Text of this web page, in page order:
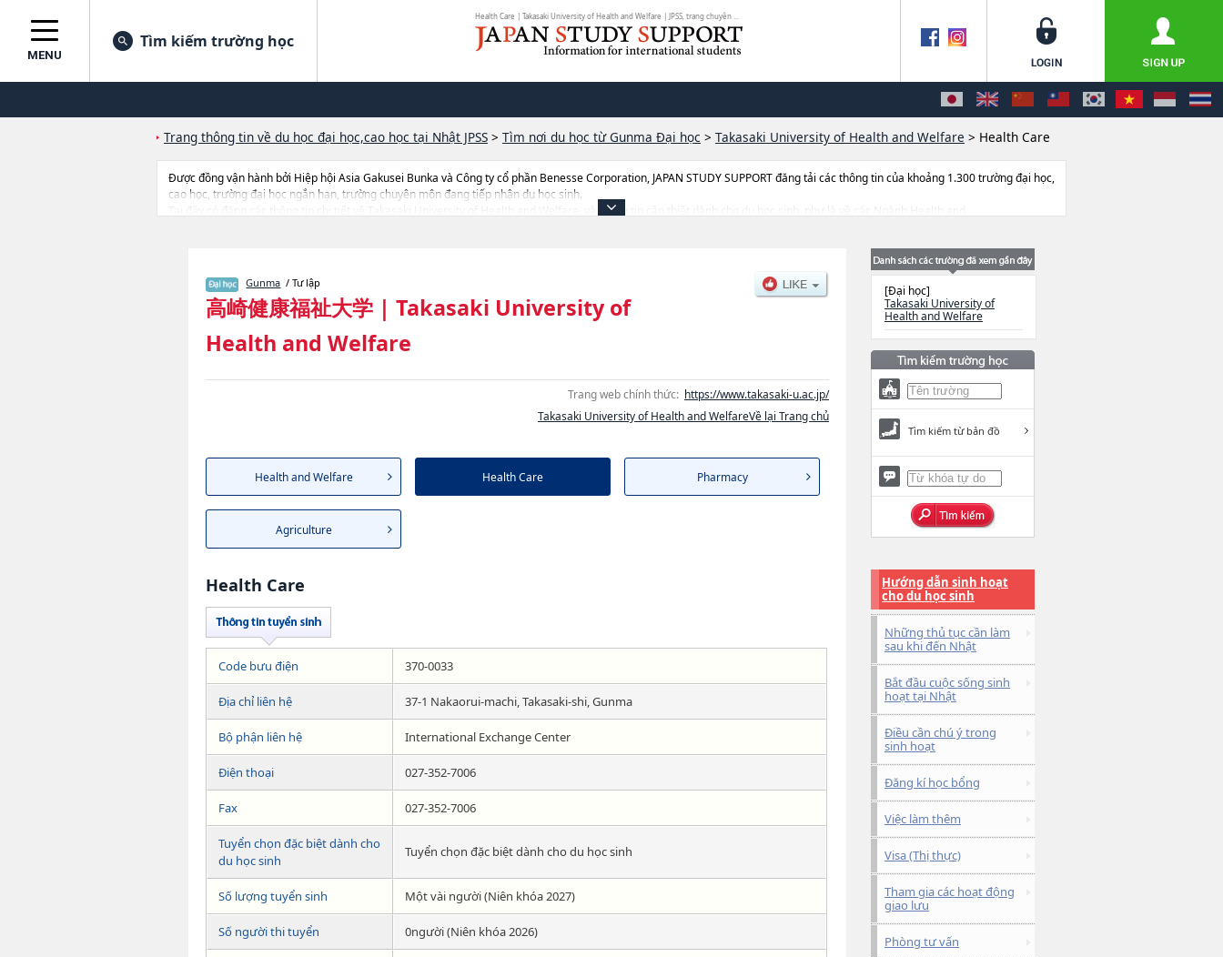
Health Care | Takasaki University of Health and Welfare | JPSS, trang chuyên ...
MENU
Tìm kiếm trường học
Trang thông tin về du học đại học,cao học tại Nhật JPSS > Tìm nơi du học từ Gunma Đại học > Takasaki University of Health and Welfare > Health Care
Được đồng vận hành bởi Hiệp hội Asia Gakusei Bunka và Công ty cổ phần Benesse Corporation, JAPAN STUDY SUPPORT đăng tải các thông tin của khoảng 1.300 trường đại học,
cao học, trường đại học ngắn hạn, trường chuyên môn đang tiếp nhận du học sinh.
Tại đây có đăng các thông tin chi tiết về Takasaki University of Health and Welfare, và thông tin cần thiết dành cho du học sinh, như là về các Ngành Health and
Gunma / Tư lập
高崎健康福祉大学 | Takasaki University of
Health and Welfare
Trang web chính thức: https://www.takasaki-u.ac.jp/
Takasaki University of Health and WelfareVề lại Trang chủ
Health and Welfare Health Care Pharmacy
Agriculture
Health Care
Code bưu điện 370-0033
Địa chỉ liên hệ 37-1 Nakaorui-machi, Takasaki-shi, Gunma
Bộ phận liên hệ International Exchange Center
Điện thoại 027-352-7006
Fax 027-352-7006
Tuyển chọn đặc biệt dành cho
du học sinh
Tuyển chọn đặc biệt dành cho du học sinh
Số lượng tuyển sinh Một vài người (Niên khóa 2027)
Số người thi tuyển 0người (Niên khóa 2026)
[Đại học]
Takasaki University of
Health and Welfare
Tìm kiếm từ bản đồ
Hướng dẫn sinh hoạt
cho du học sinh
Những thủ tục cần làm
sau khi đến Nhật
Bắt đầu cuộc sống sinh
hoạt tại Nhật
Điều cần chú ý trong
sinh hoạt
Đăng kí học bổng
Việc làm thêm
Visa (Thị thực)
Tham gia các hoạt động
giao lưu
Phòng tư vấn